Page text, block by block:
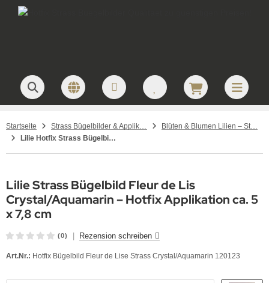
Startseite Strass Bügelbilder & Applikationen zum Aufbügeln
Blüten & Blumen Lilien – Strass Bügelbilder
Lilie Hotfix Strass Bügelbild Fleur de Lis Crystal Aquamarin 120123 Applikation Strassmotiv
Lilie Strass Bügelbild Fleur de Lis
Crystal/Aquamarin – Hotfix Applikation ca. 5
x 7,8 cm
(0) Rezension schreiben
Art.Nr.: Hotfix Bügelbild Fleur de Lise Strass Crystal/Aquamarin 120123